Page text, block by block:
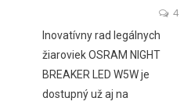
4
Inovatívny rad legálnych
žiaroviek OSRAM NIGHT
BREAKER LED W5W je
dostupný už aj na